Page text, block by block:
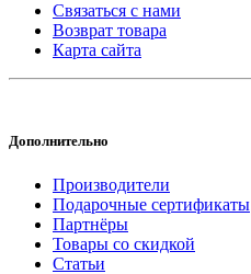
Связаться с нами
Возврат товара
Карта сайта
Дополнительно
Производители
Подарочные сертификаты
Партнёры
Товары со скидкой
Статьи